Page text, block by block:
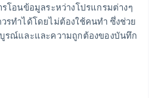
โอนข้อมูลระหว่างโปรแกรมต่างๆ
รทำได้โดยไม่ต้องใช้คนทำ ซึ่งช่วย
รณ์และและความถูกต้องของบันทึก